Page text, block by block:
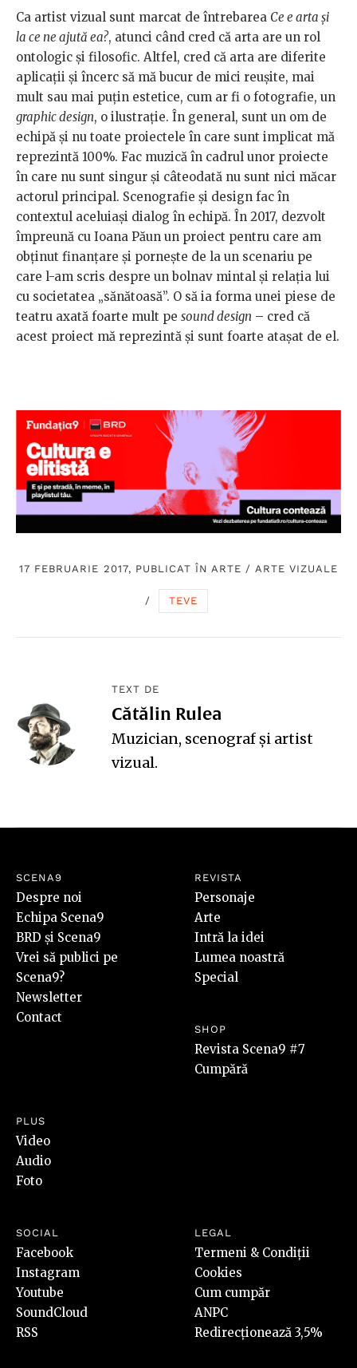
Ca artist vizual sunt marcat de întrebarea Ce e arta şi
la ce ne ajută ea?, atunci când cred că arta are un rol
ontologic şi filosofic. Altfel, cred că arta are diferite
aplicaţii şi încerc să mă bucur de mici reuşite, mai
mult sau mai puţin estetice, cum ar fi o fotografie, un
graphic design, o ilustraţie. În general, sunt un om de
echipă şi nu toate proiectele în care sunt implicat mă
reprezintă 100%. Fac muzică în cadrul unor proiecte
în care nu sunt singur şi câteodată nu sunt nici măcar
actorul principal. Scenografie şi design fac în
contextul aceluiaşi dialog în echipă. În 2017, dezvolt
împreună cu Ioana Păun un proiect pentru care am
obţinut finanţare şi porneşte de la un scenariu pe
care l-am scris despre un bolnav mintal şi relaţia lui
cu societatea „sănătoasă”. O să ia forma unei piese de
teatru axată foarte mult pe sound design – cred că
acest proiect mă reprezintă şi sunt foarte ataşat de el.
17 FEBRUARIE 2017, PUBLICAT ÎN ARTE / ARTE VIZUALE
/ TEVE
TEXT DE
Cătălin Rulea
Muzician, scenograf şi artist
vizual.
SCENA9
Despre noi
Echipa Scena9
BRD și Scena9
Vrei să publici pe
Scena9?
Newsletter
Contact
REVISTA
Personaje
Arte
Intră la idei
Lumea noastră
Special
SHOP
Revista Scena9 #7
Cumpără
PLUS
Video
Audio
Foto
SOCIAL
Facebook
Instagram
Youtube
SoundCloud
RSS
LEGAL
Termeni & Condiții
Cookies
Cum cumpăr
ANPC
Redirecționează 3,5%